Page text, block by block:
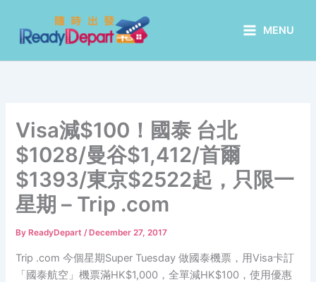
content
MENU
Visa減$100！國泰 台北
$1028/曼谷$1,412/首爾
$1393/東京$2522起，只限一
星期 – Trip .com
By ReadyDepart/ December 27, 2017
Trip .com 今個星期Super Tuesday 做國泰機票，用Visa卡訂
「國泰航空」機票滿HK$1,000，全單減HK$100，使用優惠